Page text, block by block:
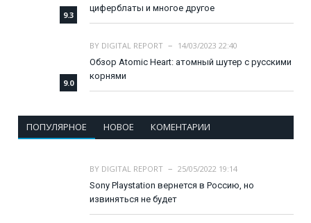
9.3
циферблаты и многое другое
9.0
BY DIGITAL REPORT
14/03/2023 22:40
Обзор Atomic Heart: атомный шутер с русскими
корнями
ПОПУЛЯРНОЕ НОВОЕ КОМЕНТАРИИ
BY DIGITAL REPORT
25/05/2022 19:14
Sony Playstation вернется в Россию, но
извиняться не будет